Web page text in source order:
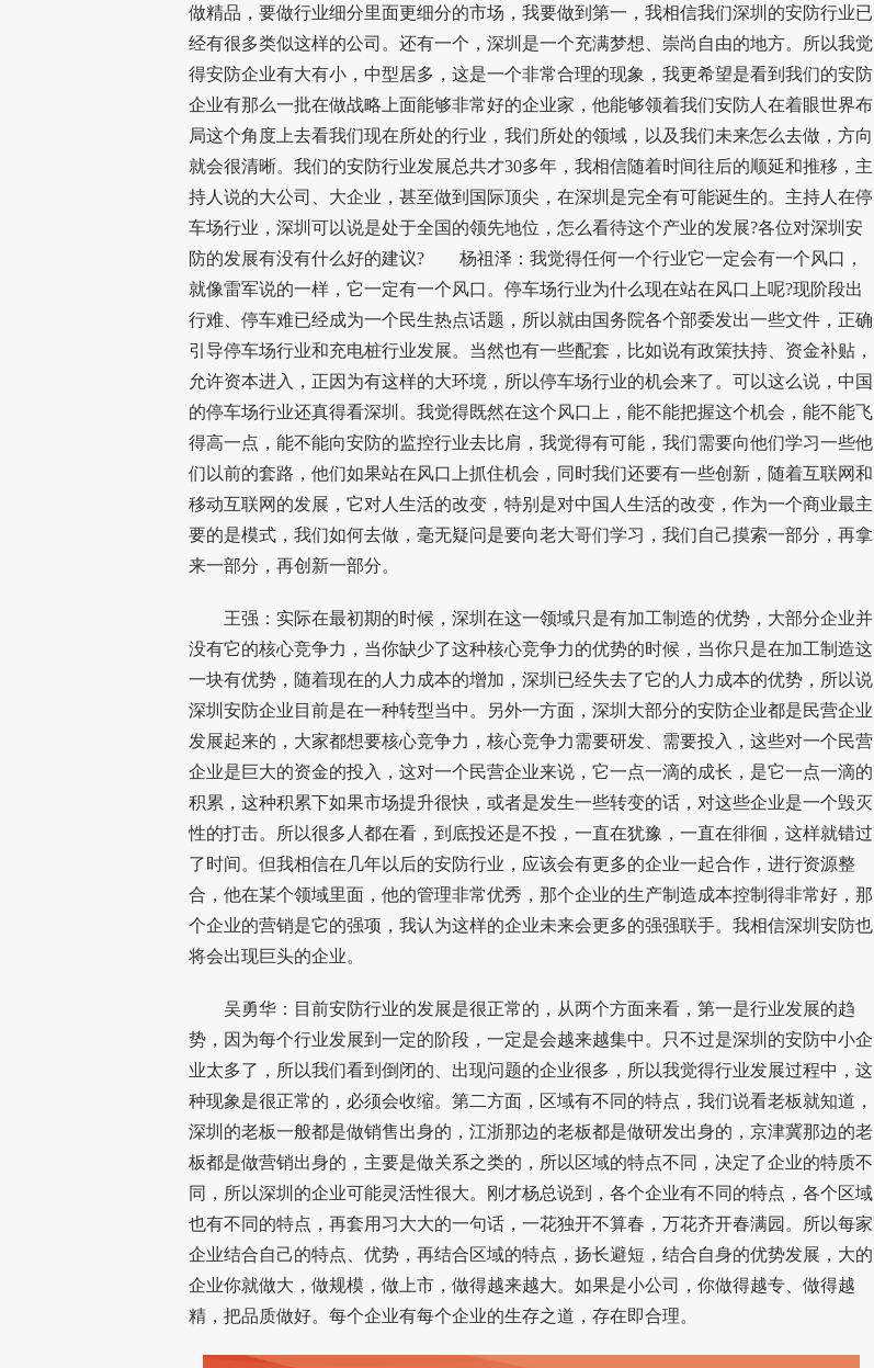
做精品，要做行业细分里面更细分的市场，我要做到第一，我相信我们深圳的安防行业已
经有很多类似这样的公司。还有一个，深圳是一个充满梦想、崇尚自由的地方。所以我觉
得安防企业有大有小，中型居多，这是一个非常合理的现象，我更希望是看到我们的安防
企业有那么一批在做战略上面能够非常好的企业家，他能够领着我们安防人在着眼世界布
局这个角度上去看我们现在所处的行业，我们所处的领域，以及我们未来怎么去做，方向
就会很清晰。我们的安防行业发展总共才30多年，我相信随着时间往后的顺延和推移，主
持人说的大公司、大企业，甚至做到国际顶尖，在深圳是完全有可能诞生的。主持人在停
车场行业，深圳可以说是处于全国的领先地位，怎么看待这个产业的发展?各位对深圳安
防的发展有没有什么好的建议? 杨祖泽：我觉得任何一个行业它一定会有一个风口，
就像雷军说的一样，它一定有一个风口。停车场行业为什么现在站在风口上呢?现阶段出
行难、停车难已经成为一个民生热点话题，所以就由国务院各个部委发出一些文件，正确
引导停车场行业和充电桩行业发展。当然也有一些配套，比如说有政策扶持、资金补贴，
允许资本进入，正因为有这样的大环境，所以停车场行业的机会来了。可以这么说，中国
的停车场行业还真得看深圳。我觉得既然在这个风口上，能不能把握这个机会，能不能飞
得高一点，能不能向安防的监控行业去比肩，我觉得有可能，我们需要向他们学习一些他
们以前的套路，他们如果站在风口上抓住机会，同时我们还要有一些创新，随着互联网和
移动互联网的发展，它对人生活的改变，特别是对中国人生活的改变，作为一个商业最主
要的是模式，我们如何去做，毫无疑问是要向老大哥们学习，我们自己摸索一部分，再拿
来一部分，再创新一部分。
王强：实际在最初期的时候，深圳在这一领域只是有加工制造的优势，大部分企业并
没有它的核心竞争力，当你缺少了这种核心竞争力的优势的时候，当你只是在加工制造这
一块有优势，随着现在的人力成本的增加，深圳已经失去了它的人力成本的优势，所以说
深圳安防企业目前是在一种转型当中。另外一方面，深圳大部分的安防企业都是民营企业
发展起来的，大家都想要核心竞争力，核心竞争力需要研发、需要投入，这些对一个民营
企业是巨大的资金的投入，这对一个民营企业来说，它一点一滴的成长，是它一点一滴的
积累，这种积累下如果市场提升很快，或者是发生一些转变的话，对这些企业是一个毁灭
性的打击。所以很多人都在看，到底投还是不投，一直在犹豫，一直在徘徊，这样就错过
了时间。但我相信在几年以后的安防行业，应该会有更多的企业一起合作，进行资源整
合，他在某个领域里面，他的管理非常优秀，那个企业的生产制造成本控制得非常好，那
个企业的营销是它的强项，我认为这样的企业未来会更多的强强联手。我相信深圳安防也
将会出现巨头的企业。
吴勇华：目前安防行业的发展是很正常的，从两个方面来看，第一是行业发展的趋
势，因为每个行业发展到一定的阶段，一定是会越来越集中。只不过是深圳的安防中小企
业太多了，所以我们看到倒闭的、出现问题的企业很多，所以我觉得行业发展过程中，这
种现象是很正常的，必须会收缩。第二方面，区域有不同的特点，我们说看老板就知道，
深圳的老板一般都是做销售出身的，江浙那边的老板都是做研发出身的，京津冀那边的老
板都是做营销出身的，主要是做关系之类的，所以区域的特点不同，决定了企业的特质不
同，所以深圳的企业可能灵活性很大。刚才杨总说到，各个企业有不同的特点，各个区域
也有不同的特点，再套用习大大的一句话，一花独开不算春，万花齐开春满园。所以每家
企业结合自己的特点、优势，再结合区域的特点，扬长避短，结合自身的优势发展，大的
企业你就做大，做规模，做上市，做得越来越大。如果是小公司，你做得越专、做得越
精，把品质做好。每个企业有每个企业的生存之道，存在即合理。